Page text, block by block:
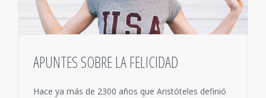
APUNTES SOBRE LA FELICIDAD
Hace ya más de 2300 años que Aristóteles definió